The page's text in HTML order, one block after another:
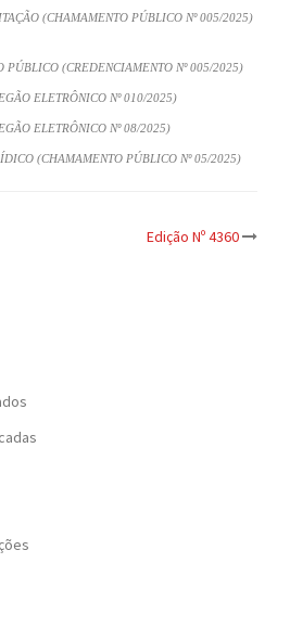
(CHAMAMENTO PÚBLICO Nº 005/2025)
PÚBLICO (CREDENCIAMENTO Nº 005/2025)
ELETRÔNICO Nº 010/2025)
ELETRÔNICO Nº 08/2025)
(CHAMAMENTO PÚBLICO Nº 05/2025)
Edição Nº 4360